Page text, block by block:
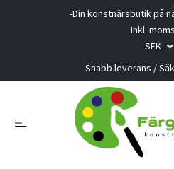
-Din konstnärsbutik på
Inkl. moms
SEK
Snabb leverans /